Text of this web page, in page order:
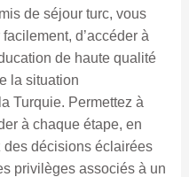
de séjour turc, vous
d’accéder à
de haute qualité
la situation
Turquie. Permettez à
à chaque étape, en
décisions éclairées
privilèges associés à un